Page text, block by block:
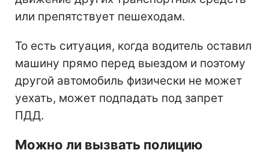
или препятствует пешеходам.
То есть ситуация, когда водитель оставил
машину прямо перед выездом и поэтому
другой автомобиль физически не может
уехать, может подпадать под запрет
ПДД.
Можно ли вызвать полицию